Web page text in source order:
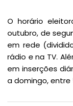
O horário
outubro, de
em rede
rádio e na TV.
em inserções
a domingo,